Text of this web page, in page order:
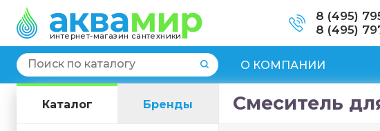
интернет-магазин сантехники
8 (495)
8 (495)
О КОМПАНИИ
Каталог Бренды Смеситель